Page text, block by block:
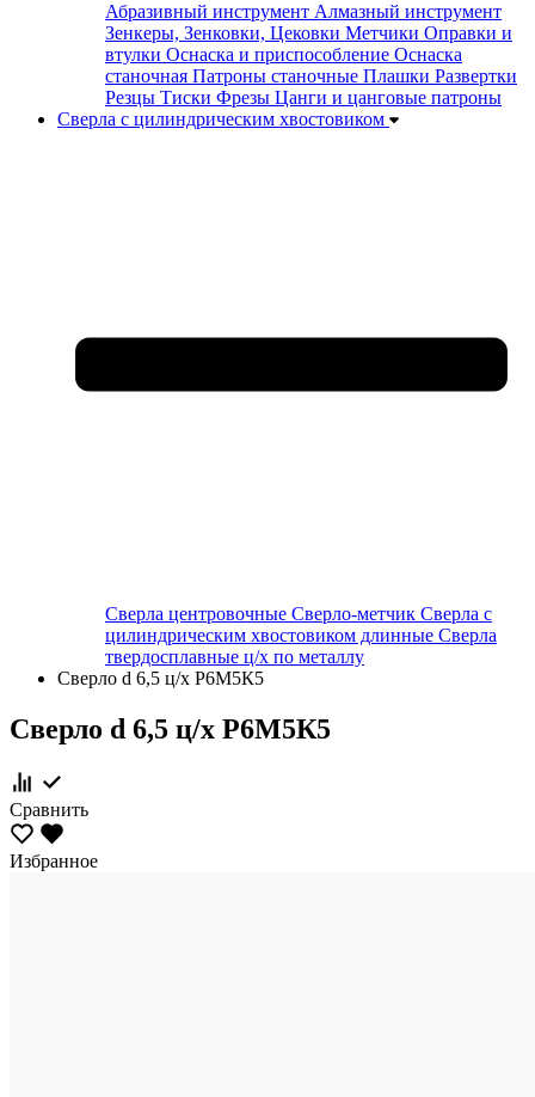
Абразивный инструмент Алмазный инструмент
Зенкеры, Зенковки, Цековки Метчики Оправки и
втулки Оснаска и приспособление Оснаска
станочная Патроны станочные Плашки Развертки
Резцы Тиски Фрезы Цанги и цанговые патроны
Сверла с цилиндрическим хвостовиком
Сверла центровочные Сверло-метчик Сверла с
цилиндрическим хвостовиком длинные Сверла
твердосплавные ц/х по металлу
Сверло d 6,5 ц/х Р6М5К5
Сверло d 6,5 ц/х Р6М5К5
Сравнить
Избранное